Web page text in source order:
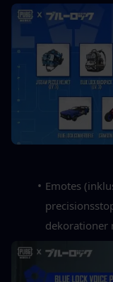
Emotes
dekorationer